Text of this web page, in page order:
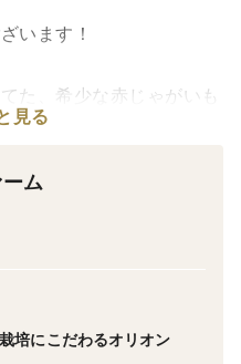
います！
た、希少な赤じゃがいも
い皮と黄金色の果肉が特
濃厚な味わいとホクホク
もちろん、コロッケや
見る
ム
培にこだわるオリオン